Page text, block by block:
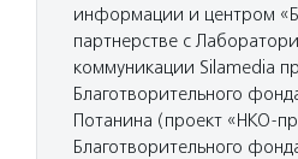
информации и центром
партнерстве с
коммуникации Silamedia
Благотворительного
Потанина (проект «НКО-
Благотворительного